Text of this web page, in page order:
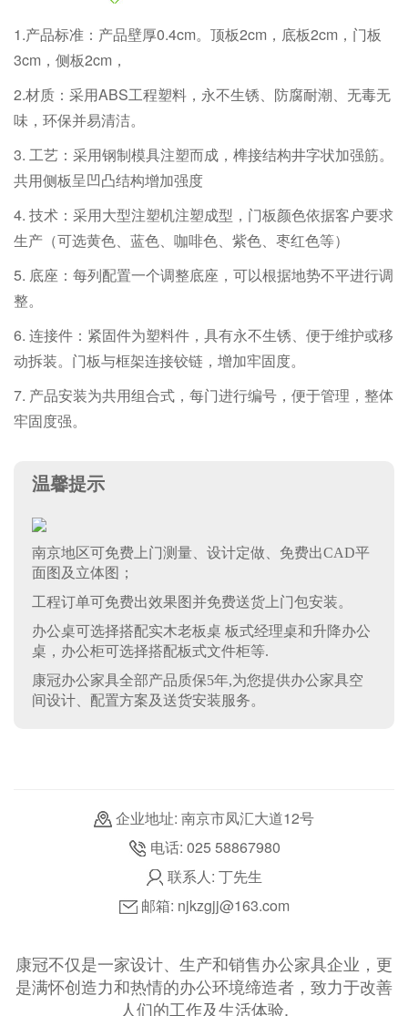
1.产品标准：产品壁厚0.4cm。顶板2cm，底板2cm，门板
3cm，侧板2cm，
2.材质：采用ABS工程塑料，永不生锈、防腐耐潮、无毒无
味，环保并易清洁。
3. 工艺：采用钢制模具注塑而成，榫接结构井字状加强筋。
共用侧板呈凹凸结构增加强度
4. 技术：采用大型注塑机注塑成型，门板颜色依据客户要求
生产（可选黄色、蓝色、咖啡色、紫色、枣红色等）
5. 底座：每列配置一个调整底座，可以根据地势不平进行调
整。
6. 连接件：紧固件为塑料件，具有永不生锈、便于维护或移
动拆装。门板与框架连接铰链，增加牢固度。
7. 产品安装为共用组合式，每门进行编号，便于管理，整体
牢固度强。
温馨提示
南京地区可免费上门测量、设计定做、免费出CAD平
面图及立体图；
工程订单可免费出效果图并免费送货上门包安装。
办公桌可选择搭配实木老板桌 板式经理桌和升降办公
桌，办公柜可选择搭配板式文件柜等.
康冠办公家具全部产品质保5年,为您提供办公家具空
间设计、配置方案及送货安装服务。
企业地址: 南京市凤汇大道12号
电话: 025 58867980
联系人: 丁先生
邮箱: njkzgjj@163.com
康冠不仅是一家设计、生产和销售办公家具企业，更
是满怀创造力和热情的办公环境缔造者，致力于改善
人们的工作及生活体验.